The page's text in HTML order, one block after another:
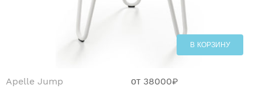
В КОРЗИНУ
Apelle Jump от 38000₽